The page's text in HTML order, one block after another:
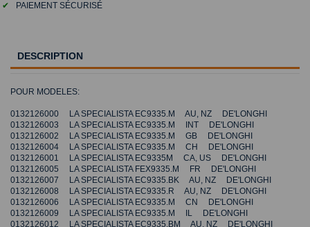
✔
PAIEMENT SÉCURISÉ
DESCRIPTION
POUR MODELES:
0132126000 LA SPECIALISTA EC9335.M AU, NZ DE'LONGHI
0132126003 LA SPECIALISTA EC9335.M INT DE'LONGHI
0132126002 LA SPECIALISTA EC9335.M GB DE'LONGHI
0132126004 LA SPECIALISTA EC9335.M CH DE'LONGHI
0132126001 LA SPECIALISTA EC9335M CA, US DE'LONGHI
0132126005 LA SPECIALISTA FEX9335.M FR DE'LONGHI
0132126007 LA SPECIALISTA EC9335.BK AU, NZ DE'LONGHI
0132126008 LA SPECIALISTA EC9335.R AU, NZ DE'LONGHI
0132126006 LA SPECIALISTA EC9335.M CN DE'LONGHI
0132126009 LA SPECIALISTA EC9335.M IL DE'LONGHI
0132126012 LA SPECIALISTA EC9335.BM AU, NZ DE'LONGHI